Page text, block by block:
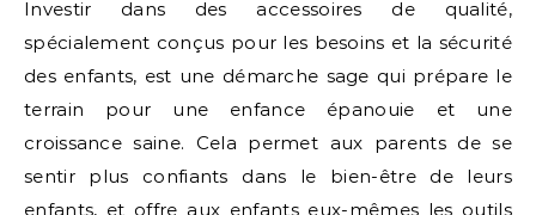
Investir dans des accessoires de qualité,
spécialement conçus pour les besoins et la sécurité
des enfants, est une démarche sage qui prépare le
terrain pour une enfance épanouie et une
croissance saine. Cela permet aux parents de se
sentir plus confiants dans le bien-être de leurs
enfants, et offre aux enfants eux-mêmes les outils